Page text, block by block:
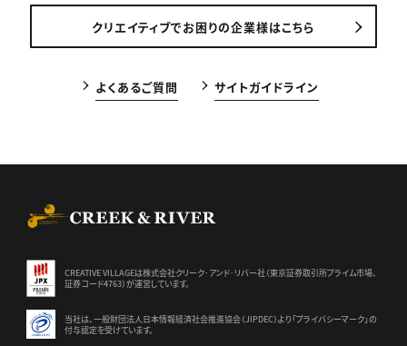
クリエイティブでお困りの企業様はこちら
よくあるご質問 サイトガイドライン
CREATIVE VILLAGEは株式会社クリーク･アンド･リバー社（東京証券取引所プライム市場、
証券コード4763）が運営しています。
当社は、一般財団法人日本情報経済社会推進協会（JIPDEC）より 「プライバシーマーク」の
付与認定を受けています。